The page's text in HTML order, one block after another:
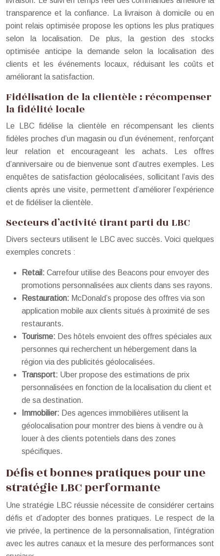
transparence et la confiance. La livraison à domicile ou en
point relais optimisée propose les options les plus pratiques
selon la localisation. De plus, la gestion des stocks
optimisée anticipe la demande selon la localisation des
clients et les événements locaux, réduisant les coûts et
améliorant la satisfaction.
Fidélisation de la clientèle : récompenser
la fidélité locale
Le LBC fidélise la clientèle en récompensant les clients
fidèles proches d’un magasin ou d’un événement, renforçant
leur relation et encourageant les achats. Les offres
d’anniversaire ou de bienvenue sont d’autres exemples. Les
enquêtes de satisfaction géolocalisées, sollicitant l’avis des
clients après une visite, permettent d’améliorer l’expérience
et de fidéliser la clientèle.
Secteurs d’activité tirant parti du LBC
Divers secteurs utilisent le LBC avec succès. Voici quelques
exemples concrets :
Retail: Carrefour utilise des Beacons pour envoyer des
promotions personnalisées aux clients dans ses rayons.
Restauration: McDonald’s propose des offres via son
application mobile aux clients situés à proximité de ses
restaurants.
Tourisme: Des hôtels envoient des offres spéciales aux
personnes qui recherchent un hébergement dans la
région via des publicités géolocalisées.
Transport: Uber propose des estimations de prix
personnalisées en fonction de la localisation du client et
de sa destination.
Immobilier: Des agences immobilières utilisent la
géolocalisation pour montrer des biens à vendre ou à
louer à des clients potentiels dans des zones
spécifiques.
Défis et bonnes pratiques pour une
stratégie LBC performante
Une stratégie LBC réussie nécessite de considérer certains
défis et d’adopter des bonnes pratiques. Le respect de la
vie privée, la pertinence de la personnalisation, l’intégration
avec les autres canaux et la mesure des performances sont